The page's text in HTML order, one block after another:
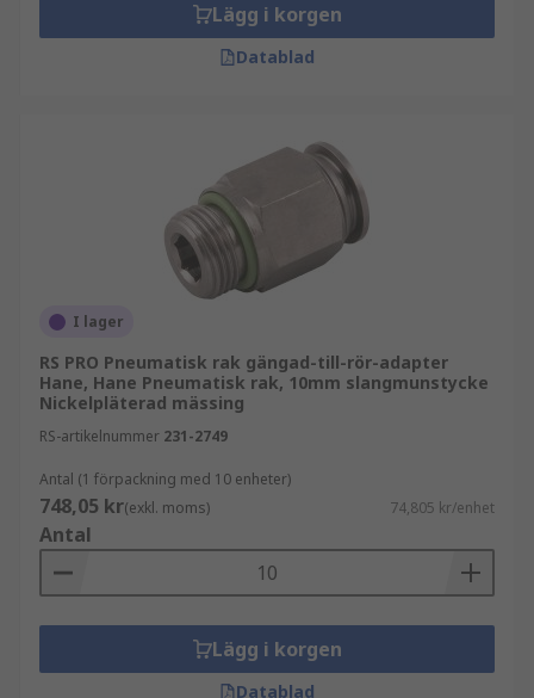
Lägg i korgen
Datablad
I lager
RS PRO Pneumatisk rak gängad-till-rör-adapter
Hane, Hane Pneumatisk rak, 10mm slangmunstycke
Nickelpläterad mässing
RS-artikelnummer 231-2749
Antal (1 förpackning med 10 enheter)
748,05 kr(exkl. moms) 74,805 kr/enhet
Antal
Lägg i korgen
Datablad